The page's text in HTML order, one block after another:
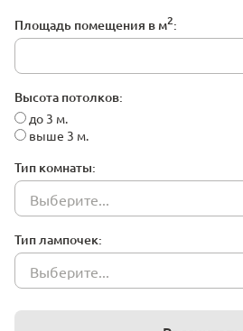
Площадь помещения в м2:
Высота потолков:
до 3 м.
выше 3 м.
Тип комнаты:
Тип лампочек: